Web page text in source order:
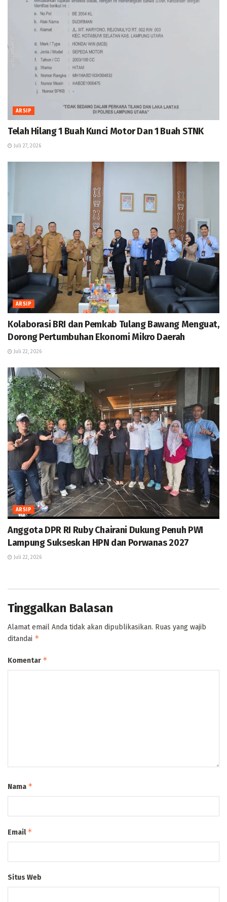
ARSIP
Telah Hilang 1 Buah Kunci Motor Dan 1 Buah STNK
Juli 27, 2026
ARSIP
Kolaborasi BRI dan Pemkab Tulang Bawang Menguat,
Dorong Pertumbuhan Ekonomi Mikro Daerah
Juli 22, 2026
ARSIP
Anggota DPR RI Ruby Chairani Dukung Penuh PWI
Lampung Sukseskan HPN dan Porwanas 2027
Juli 22, 2026
Tinggalkan Balasan
Alamat email Anda tidak akan dipublikasikan. Ruas yang wajib
ditandai *
Komentar *
Nama *
Email*
Situs Web